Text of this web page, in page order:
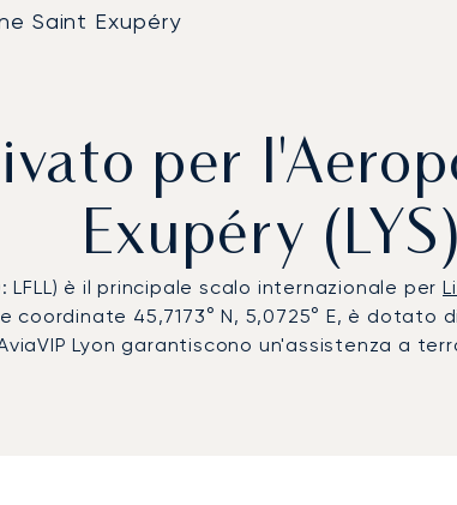
Saint Exupéry
per
Exupéry (LYS)
LFLL) è il principale scalo internazionale per
coordinate 45,7173° N, 5,0725° E, è
Lyon garantiscono un'assistenza a